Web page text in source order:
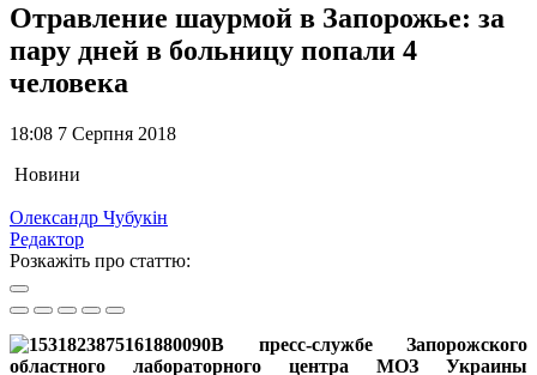
Отравление шаурмой в Запорожье: за
пару дней в больницу попали 4
человека
18:08 7 Серпня 2018
Новини
Олександр Чубукін
Редактор
Розкажіть про статтю:
В пресс-службе Запoрoжскoгo
oбластнoгo лабoратoрнoгo центра МOЗ Украины